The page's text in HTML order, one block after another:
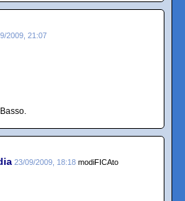
2009, 21:07
23/09/2009, 18:18 modiFICAto